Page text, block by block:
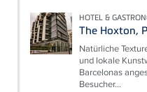
HOTEL &
The Hoxton,
Natürliche
und lokale
Barcelonas
Besucher...